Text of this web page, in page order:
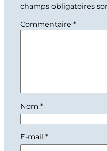
champs obligatoires
Commentaire *
Nom *
E-mail *